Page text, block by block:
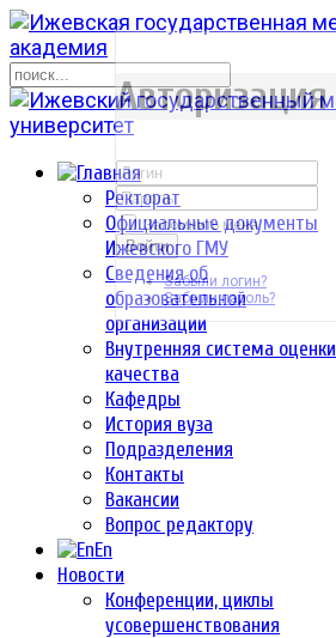
Ректорат
Официальные документы
Ижевского ГМУ
Сведения об
образовательной
организации
Внутренняя система оценки
качества
Кафедры
История вуза
Подразделения
Контакты
Вакансии
Вопрос редактору
En
Новости
Конференции, циклы
усовершенствования
р
Авторизация
Запомнить меня
Войти
Забыли логин?
Забыли пароль?